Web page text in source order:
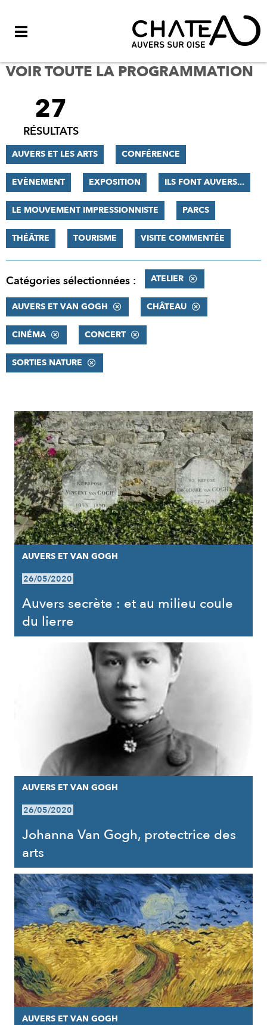
VOIR TOUTE LA PROGRAMMATION
FILTRER
RÉSULTATS
27
RÉSULTATS
AUVERS ET LES ARTS CONFÉRENCE
EVÈNEMENT EXPOSITION ILS FONT AUVERS...
LE MOUVEMENT IMPRESSIONNISTE PARCS
THÉÂTRE TOURISME VISITE COMMENTÉE
Catégories sélectionnées : ATELIER
AUVERS ET VAN GOGH CHÂTEAU
CINÉMA CONCERT
SORTIES NATURE
RÉSULTATS
AUVERS ET VAN GOGH
26/05/2020
Auvers secrète : et au milieu coule
du lierre
AUVERS ET VAN GOGH
26/05/2020
Johanna Van Gogh, protectrice des
arts
AUVERS ET VAN GOGH